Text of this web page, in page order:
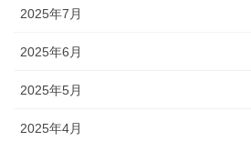
2025年7月
2025年6月
2025年5月
2025年4月